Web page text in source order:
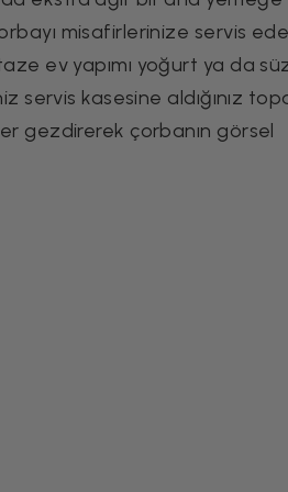
misafirlerinize servis
ev yapımı yoğurt ya da
servis kasesine aldığınız
gezdirerek çorbanın görsel